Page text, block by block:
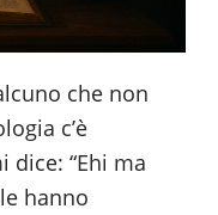
che non
c’è
dice: “Ehi ma
hanno